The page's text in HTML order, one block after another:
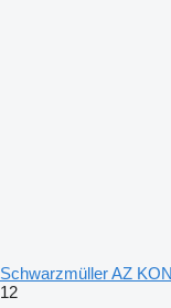
Schwarzmüller AZ
12